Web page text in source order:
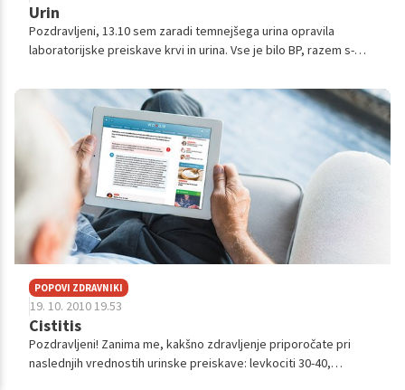
Urin
Pozdravljeni, 13.10 sem zaradi temnejšega urina opravila
laboratorijske preiskave krvi in urina. Vse je bilo BP, razem s-
krvi (se...
POPOVI ZDRAVNIKI
19. 10. 2010 19.53
Cistitis
Pozdravljeni! Zanima me, kakšno zdravljenje priporočate pri
naslednjih vrednostih urinske preiskave: levkociti 30-40,